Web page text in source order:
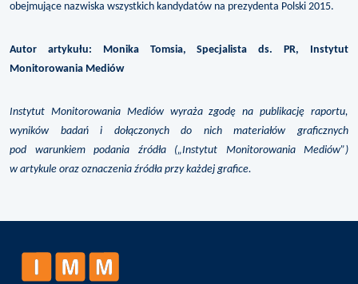
obejmujące nazwiska wszystkich kandydatów na prezydenta Polski 2015.
Autor artykułu: Monika Tomsia, Specjalista ds. PR, Instytut
Monitorowania Mediów
Instytut Monitorowania Mediów wyraża zgodę na publikację raportu,
wyników badań i dołączonych do nich materiałów graficznych
pod warunkiem podania źródła („Instytut Monitorowania Mediów”)
w artykule oraz oznaczenia źródła przy każdej grafice.